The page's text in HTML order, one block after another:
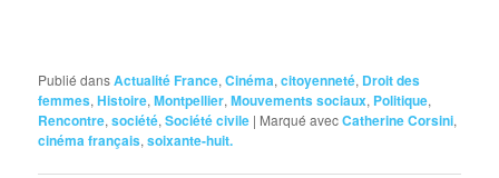
Publié dansActualité France,Cinéma,citoyenneté, Droit des
femmes,Histoire,Montpellier,Mouvements sociaux, Politique,
Rencontre,société,Société civile | Marqué avecCatherine Corsini,
cinéma français,soixante-huit.